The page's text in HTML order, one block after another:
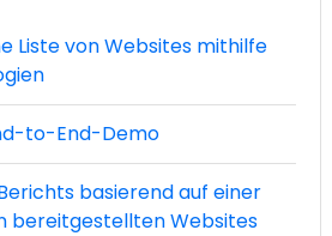
Liste von Websites mithilfe
to-End-Demo
basierend auf einer
bereitgestellten Websites